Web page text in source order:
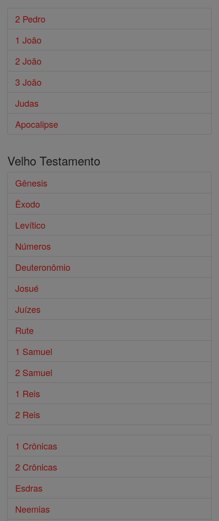
2 Pedro
1 João
2 João
3 João
Judas
Apocalipse
Velho Testamento
Gênesis
Êxodo
Levítico
Números
Deuteronômio
Josué
Juízes
Rute
1 Samuel
2 Samuel
1 Reis
2 Reis
1 Crônicas
2 Crônicas
Esdras
Neemias